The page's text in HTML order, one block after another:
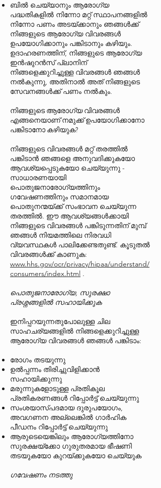
ബിൽ ചെയ്യാനും ആരോഗ്യ
പദ്ധതികളിൽ നിന്നോ മറ്റ് സ്ഥാപനങ്ങളിൽ
നിന്നോ പണം അടയ്ക്കാനും ഞങ്ങൾക്ക്
നിങ്ങളുടെ ആരോഗ്യ വിവരങ്ങൾ
ഉപയോഗിക്കാനും പങ്കിടാനും കഴിയും.
ഉദാഹരണത്തിന്, നിങ്ങളുടെ ആരോഗ്യ
ഇൻഷുറൻസ് പ്ലാനിന്
നിങ്ങളെക്കുറിച്ചുള്ള വിവരങ്ങൾ ഞങ്ങൾ
നൽകുന്നു, അതിനാൽ അത് നിങ്ങളുടെ
സേവനങ്ങൾക്ക് പണം നൽകും.
നിങ്ങളുടെ ആരോഗ്യ വിവരങ്ങൾ
എങ്ങനെയാണ് നമുക്ക് ഉപയോഗിക്കാനോ
പങ്കിടാനോ കഴിയുക?
നിങ്ങളുടെ വിവരങ്ങൾ മറ്റ് തരത്തിൽ
പങ്കിടാൻ ഞങ്ങളെ അനുവദിക്കുകയോ
ആവശ്യപ്പെടുകയോ ചെയ്യുന്നു -
സാധാരണയായി
പൊതുജനാരോഗ്യത്തിനും
ഗവേഷണത്തിനും സമാനമായ
പൊതുനന്മയ്ക്ക് സംഭാവന ചെയ്യുന്ന
തരത്തിൽ. ഈ ആവശ്യങ്ങൾക്കായി
നിങ്ങളുടെ വിവരങ്ങൾ പങ്കിടുന്നതിന് മുമ്പ്
ഞങ്ങൾ നിയമത്തിലെ നിരവധി
വ്യവസ്ഥകൾ പാലിക്കേണ്ടതുണ്ട്. കൂടുതൽ
വിവരങ്ങൾക്ക് കാണുക:
www.hhs.gov/ocr/privacy/hipaa/understand/
consumers/index.html .
പൊതുജനാരോഗ്യ, സുരക്ഷാ
പ്രശ്നങ്ങളിൽ സഹായിക്കുക
ഇനിപ്പറയുന്നതുപോലുള്ള ചില
സാഹചര്യങ്ങളിൽ നിങ്ങളെക്കുറിച്ചുള്ള
ആരോഗ്യ വിവരങ്ങൾ ഞങ്ങൾ പങ്കിടാം:
രോഗം തടയുന്നു
ഉൽപ്പന്നം തിരിച്ചുവിളിക്കാൻ
സഹായിക്കുന്നു
മരുന്നുകളോടുള്ള പ്രതികൂല
പ്രതികരണങ്ങൾ റിപ്പോർട്ട് ചെയ്യുന്നു
സംശയാസ്പദമായ ദുരുപയോഗം,
അവഗണന അല്ലെങ്കിൽ ഗാർഹിക
പീഡനം റിപ്പോർട്ട് ചെയ്യുന്നു
ആരുടെയെങ്കിലും ആരോഗ്യത്തിനോ
സുരക്ഷയ്‌ക്കോ ഗുരുതരമായ ഭീഷണി
തടയുകയോ കുറയ്ക്കുകയോ ചെയ്യുക
ഗവേഷണം നടത്തു